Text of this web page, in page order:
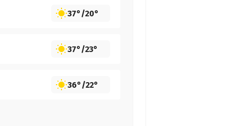
37°/20°
37°/23°
36°/22°